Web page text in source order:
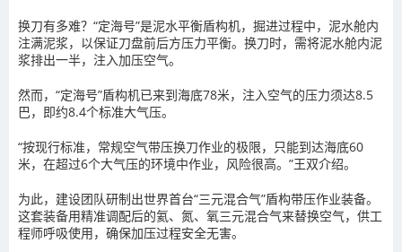
换刀有多难？“定海号”是泥水平衡盾构机，掘进过程中，泥水舱内
注满泥浆，以保证刀盘前后方压力平衡。换刀时，需将泥水舱内泥
浆排出一半，注入加压空气。
然而，“定海号”盾构机已来到海底78米，注入空气的压力须达8.5
巴，即约8.4个标准大气压。
“按现行标准，常规空气带压换刀作业的极限，只能到达海底60
米，在超过6个大气压的环境中作业，风险很高。”王双介绍。
为此，建设团队研制出世界首台“三元混合气”盾构带压作业装备。
这套装备用精准调配后的氦、氮、氧三元混合气来替换空气，供工
程师呼吸使用，确保加压过程安全无害。